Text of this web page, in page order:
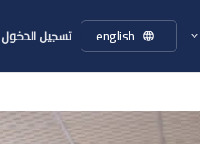
english تسجيل الدخول